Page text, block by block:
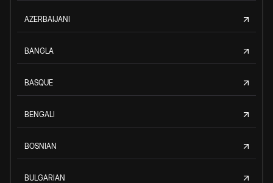
AZERBAIJANI
BANGLA
BASQUE
BENGALI
BOSNIAN
BULGARIAN